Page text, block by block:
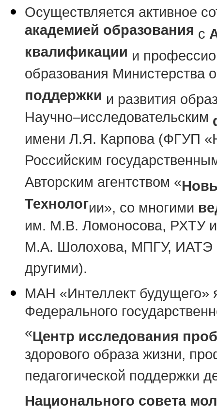
Осуществляется активное
академией образования с
квалификации и
образования Министерства
поддержки и развития
Научно–исследовательским
имени Л.Я. Карпова (ФГУП
Российским
Авторским агентством «
Технологии», со многими
им. М.В. Ломоносова, РХТУ
М.А. Шолохова, МПГУ,
другими).
МАН «Интеллект будущего»
Федерального
«Центр исследования
здорового образа жизни,
педагогической поддержки
Национального совета